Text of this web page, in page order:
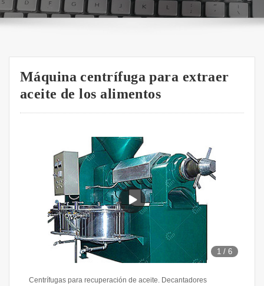
Máquina centrífuga para extraer
aceite de los alimentos
1 /6
Centrífugas para recuperación de aceite. Decantadores